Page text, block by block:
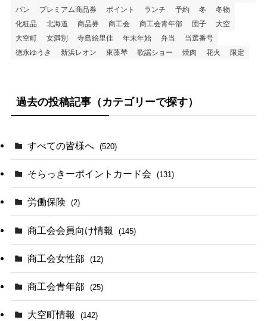
パン
プレミアム商品券 ポイント ランチ 予約 冬
冬物
化粧品
北海道 商品券 商工会 商工会青年部 団子
大空
大空町
女満別 寺島絵里佳 年末年始 弁当
当選番号
徳永ゆうき
新浜レオン 東藻琴 歌謡ショー 焼肉 花火 限定
過去の投稿記事（カテゴリーで探す）
すべての皆様へ (520)
そらっきーポイントカード会 (131)
労働保険 (2)
商工会会員向け情報 (145)
商工会女性部 (12)
商工会青年部 (25)
大空町情報 (142)